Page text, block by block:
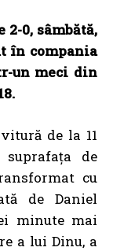
2-0, sâmbătă,
în compania
un meci din
de la 11
de
cu
de Daniel
minute mai
a lui Dinu, a